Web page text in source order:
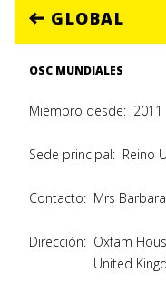
GLOBAL
OSC MUNDIALES
Miembro desde: 2011
Sede principal: Reino
Contacto: Mrs
Dirección: Oxfam
United